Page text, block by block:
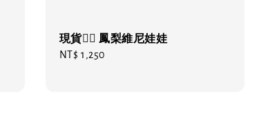
現貨❤️‍🔥 鳳梨維尼娃娃
Regular
NT$ 1,250